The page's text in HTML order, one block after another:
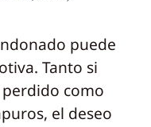
puede
Tanto si
como
el deseo